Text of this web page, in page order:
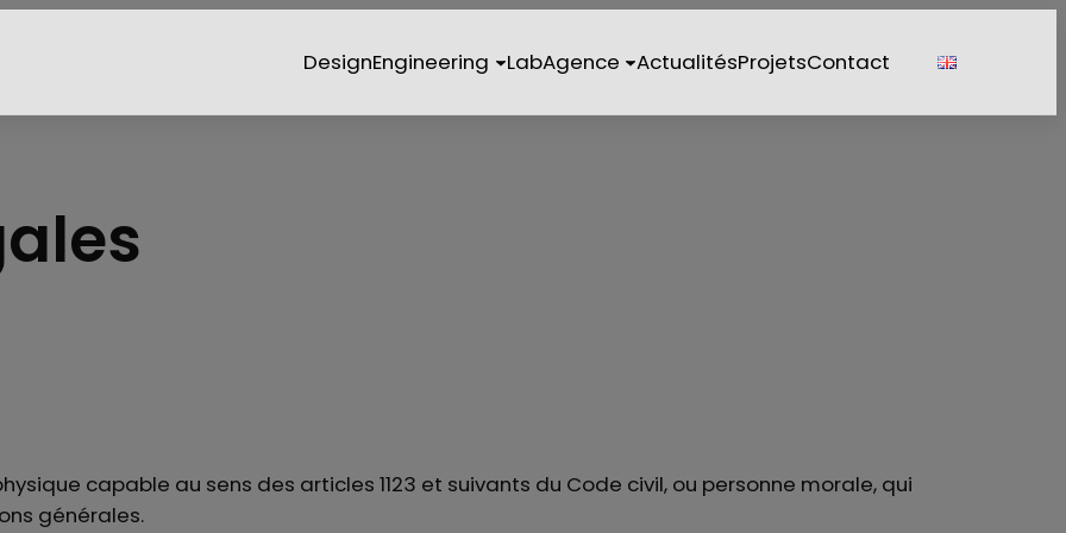
DesignEngineering LabAgence ActualitésProjetsContact
capable au sens des articles 1123 et suivants du Code civil, ou personne morale, qui
générales.